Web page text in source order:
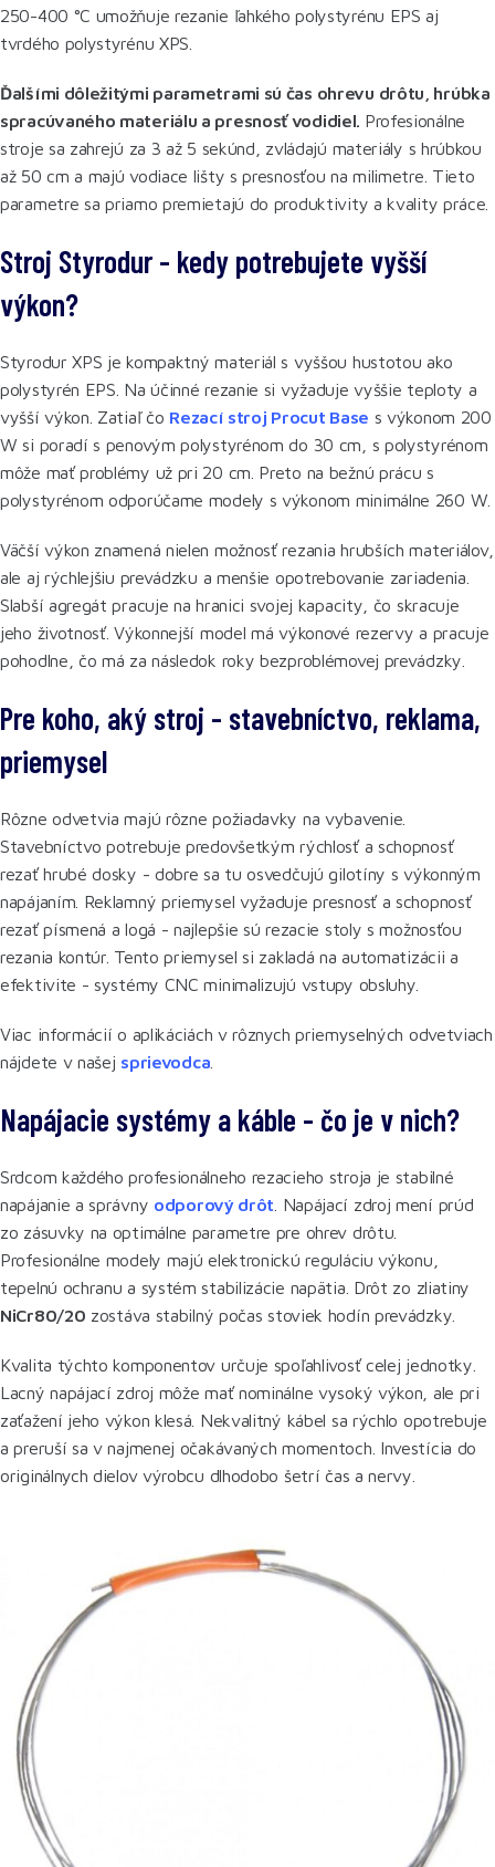
250-400 °C umožňuje rezanie ľahkého polystyrénu EPS aj
tvrdého polystyrénu XPS.
Ďalšími dôležitými parametrami sú čas ohrevu drôtu, hrúbka
spracúvaného materiálu a presnosť vodidiel. Profesionálne
stroje sa zahrejú za 3 až 5 sekúnd, zvládajú materiály s hrúbkou
až 50 cm a majú vodiace lišty s presnosťou na milimetre. Tieto
parametre sa priamo premietajú do produktivity a kvality práce.
Stroj Styrodur - kedy potrebujete vyšší
výkon?
Styrodur XPS je kompaktný materiál s vyššou hustotou ako
polystyrén EPS. Na účinné rezanie si vyžaduje vyššie teploty a
vyšší výkon. Zatiaľ čo Rezací stroj Procut Base s výkonom 200
W si poradí s penovým polystyrénom do 30 cm, s polystyrénom
môže mať problémy už pri 20 cm. Preto na bežnú prácu s
polystyrénom odporúčame modely s výkonom minimálne 260 W.
Väčší výkon znamená nielen možnosť rezania hrubších materiálov,
ale aj rýchlejšiu prevádzku a menšie opotrebovanie zariadenia.
Slabší agregát pracuje na hranici svojej kapacity, čo skracuje
jeho životnosť. Výkonnejší model má výkonové rezervy a pracuje
pohodlne, čo má za následok roky bezproblémovej prevádzky.
Pre koho, aký stroj - stavebníctvo, reklama,
priemysel
Rôzne odvetvia majú rôzne požiadavky na vybavenie.
Stavebníctvo potrebuje predovšetkým rýchlosť a schopnosť
rezať hrubé dosky - dobre sa tu osvedčujú gilotíny s výkonným
napájaním. Reklamný priemysel vyžaduje presnosť a schopnosť
rezať písmená a logá - najlepšie sú rezacie stoly s možnosťou
rezania kontúr. Tento priemysel si zakladá na automatizácii a
efektivite - systémy CNC minimalizujú vstupy obsluhy.
Viac informácií o aplikáciách v rôznych priemyselných odvetviach
nájdete v našej sprievodca
Napájacie systémy a káble - čo je v nich?
Srdcom každého profesionálneho rezacieho stroja je stabilné
napájanie a správny odporový drôt . Napájací zdroj mení prúd
zo zásuvky na optimálne parametre pre ohrev drôtu.
Profesionálne modely majú elektronickú reguláciu výkonu,
tepelnú ochranu a systém stabilizácie napätia. Drôt zo zliatiny
NiCr80/20 zostáva stabilný počas stoviek hodín prevádzky.
Kvalita týchto komponentov určuje spoľahlivosť celej jednotky.
Lacný napájací zdroj môže mať nominálne vysoký výkon, ale pri
zaťažení jeho výkon klesá. Nekvalitný kábel sa rýchlo opotrebuje
a preruší sa v najmenej očakávaných momentoch. Investícia do
originálnych dielov výrobcu dlhodobo šetrí čas a nervy.